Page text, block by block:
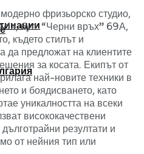
фризьорско студио,
бул. “Черни връх” 69А,
където стилът и
да предложат на клиентите
за косата. Екипът от
най-новите техники в
и боядисването, като
уникалността на всеки
висококачествени
резултати и
от нейния тип или